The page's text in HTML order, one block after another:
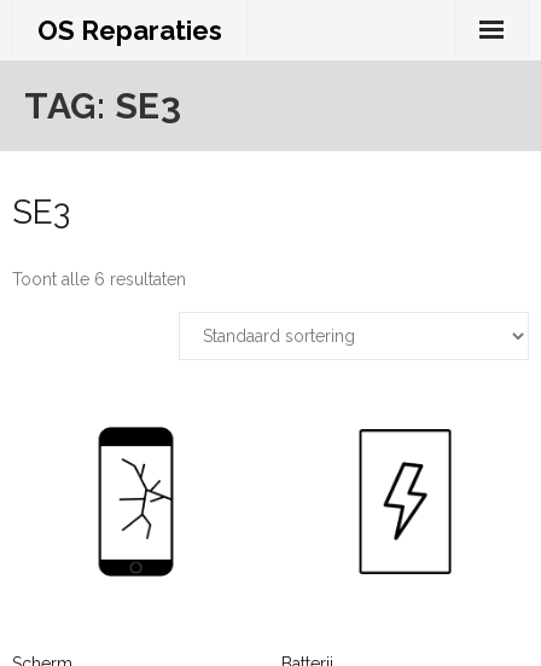
OS Reparaties
TAG: SE3
SE3
Toont alle 6 resultaten